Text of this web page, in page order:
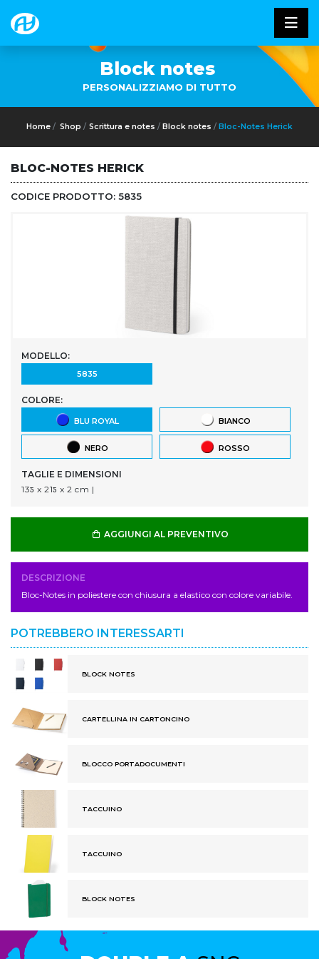
Block notes
PERSONALIZZIAMO DI TUTTO
Home Shop Scrittura e notes Block notes Bloc-Notes Herick
BLOC-NOTES HERICK
CODICE PRODOTTO: 5835
MODELLO:
5835
COLORE:
BLU ROYAL BIANCO
NERO ROSSO
TAGLIE E DIMENSIONI
13ƽ x 21ƽ x 2 cm |
AGGIUNGI AL PREVENTIVO
DESCRIZIONE
Bloc-Notes in poliestere con chiusura a elastico con colore variabile.
POTREBBERO INTERESSARTI
BLOCK NOTES
CARTELLINA IN CARTONCINO
BLOCCO PORTADOCUMENTI
TACCUINO
TACCUINO
BLOCK NOTES